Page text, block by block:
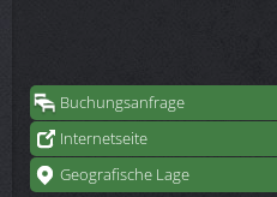
Buchungsanfrage
Internetseite
Geografische Lage